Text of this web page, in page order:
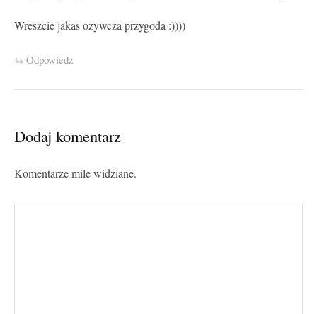
Wreszcie jakas ozywcza przygoda :))))
Odpowiedz
Dodaj komentarz
Komentarze mile widziane.